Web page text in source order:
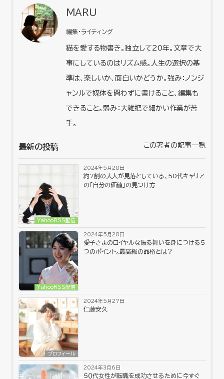
MARU
編集・ライティング
猫を愛する物書き。独立して20年。文章で大
事にしているのはリズム感。人生の選択の基
準は、楽しいか、面白いかどうか。強み：ノンジ
ャンルで媒体を問わずに書けること、編集も
できること。弱み：大雑把で細かい作業が苦
手。
最新の投稿 この著者の記事一覧
YahooRSS配信
2024年5月28日
約7割の大人が見落としている、50代キャリア
の「自分の価値」の見つけ方
YahooRSS配信
2024年5月28日
愛子さまのロイヤルな振る舞いを身につける５
つのポイント。最高級の品格とは？
プロフィール
2024年5月27日
仁藤安久
2024年3月6日
５０代女性が転職を成功させるために今すぐ